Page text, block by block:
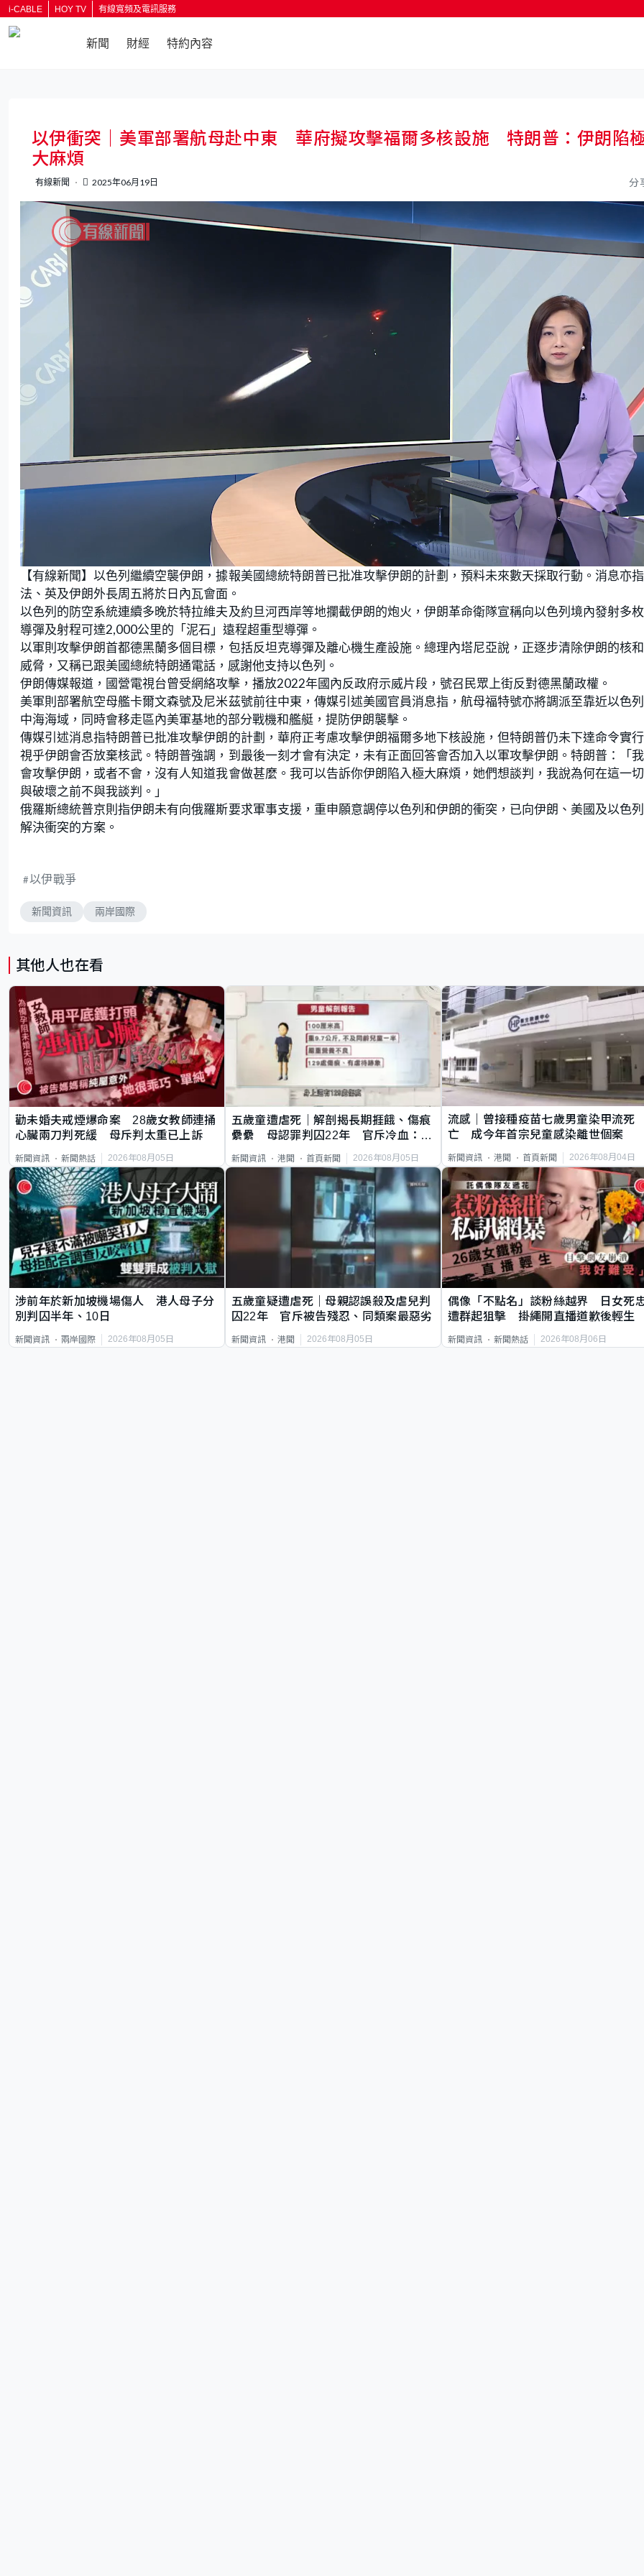
i-CABLE HOY TV 有線寬頻及電訊服務
新聞 財經 特約內容
以伊衝突｜美軍部署航母赴中東 華府擬攻擊福爾多核設施 特朗普：伊朗陷
大麻煩
有線新聞 2025年06月19日 分
n
m
u
t
e
a
d
d
:
1
9
5
7
%
【有線新聞】以色列繼續空襲伊朗，據報美國總統特朗普已批准攻擊伊朗的計劃，預料未來數天採取行動。消息亦
法、英及伊朗外長周五將於日內瓦會面。
以色列的防空系統連續多晚於特拉維夫及約旦河西岸等地攔截伊朗的炮火，伊朗革命衛隊宣稱向以色列境內發射多
導彈及射程可達2,000公里的「泥石」遠程超重型導彈。
以軍則攻擊伊朗首都德黑蘭多個目標，包括反坦克導彈及離心機生產設施。總理內塔尼亞說，正逐步清除伊朗的核
威脅，又稱已跟美國總統特朗通電話，感謝他支持以色列。
伊朗傳媒報道，國營電視台曾受網絡攻擊，播放2022年國內反政府示威片段，號召民眾上街反對德黑蘭政權。
美軍則部署航空母艦卡爾文森號及尼米茲號前往中東，傳媒引述美國官員消息指，航母福特號亦將調派至靠近以色
中海海域，同時會移走區內美軍基地的部分戰機和艦艇，提防伊朗襲擊。
傳媒引述消息指特朗普已批准攻擊伊朗的計劃，華府正考慮攻擊伊朗福爾多地下核設施，但特朗普仍未下達命令實
視乎伊朗會否放棄核武。特朗普強調，到最後一刻才會有決定，未有正面回答會否加入以軍攻擊伊朗。特朗普：「
會攻擊伊朗，或者不會，沒有人知道我會做甚麼。我可以告訴你伊朗陷入極大麻煩，她們想談判，我說為何在這一
與破壞之前不與我談判。」
俄羅斯總統普京則指伊朗未有向俄羅斯要求軍事支援，重申願意調停以色列和伊朗的衝突，已向伊朗、美國及以色
解決衝突的方案。
以伊戰爭
新聞資訊 兩岸國際
其他人也在看
勸未婚夫戒煙爆命案 28歲女教師連捅
心臟兩刀判死緩 母斥判太重已上訴
新聞資訊 新聞熱話 2026年08月05日
五歲童遭虐死｜解剖揭長期捱餓、傷痕
纍纍 母認罪判囚22年 官斥冷血：同
新聞資訊 港聞 首頁新聞 2026年08月05日
流感｜曾接種疫苗七歲男童染甲流死
亡 成今年首宗兒童感染離世個案
新聞資訊 港聞 首頁新聞 2026年08月04日
涉前年於新加坡機場傷人 港人母子分
別判囚半年、10日
新聞資訊 兩岸國際 2026年08月05日
五歲童疑遭虐死｜母親認誤殺及虐兒判
囚22年 官斥被告殘忍、同類案最惡劣
新聞資訊 港聞 2026年08月05日
偶像「不點名」談粉絲越界 日女死
遭群起狙擊 掛繩開直播道歉後輕生
新聞資訊 新聞熱話 2026年08月06日